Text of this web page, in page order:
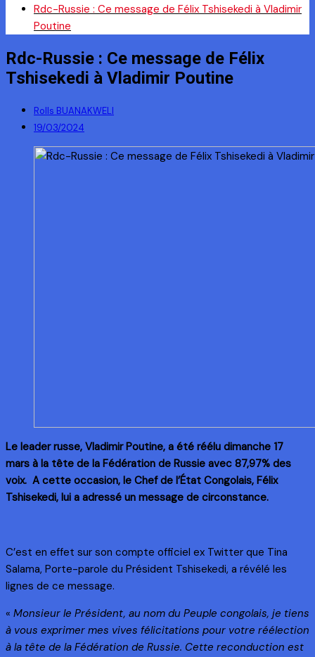
Rdc-Russie : Ce message de Félix Tshisekedi à Vladimir
Poutine
Rdc-Russie : Ce message de Félix
Tshisekedi à Vladimir Poutine
Rolls BUANAKWELI
19/03/2024
Le leader russe, Vladimir Poutine, a été réélu dimanche 17
mars à la tête de la Fédération de Russie avec 87,97% des
voix. A cette occasion, le Chef de l’État Congolais, Félix
Tshisekedi, lui a adressé un message de circonstance.
C’est en effet sur son compte officiel ex Twitter que Tina
Salama, Porte-parole du Président Tshisekedi, a révélé les
lignes de ce message.
« Monsieur le Président, au nom du Peuple congolais, je tiens
à vous exprimer mes vives félicitations pour votre réélection
à la tête de la Fédération de Russie. Cette reconduction est